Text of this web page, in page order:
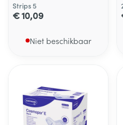
Strips 5
€ 10,09
Niet beschikbaar